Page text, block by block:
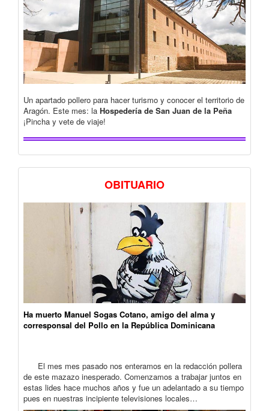
Un apartado pollero para hacer turismo y conocer el territorio de
Aragón. Este mes: la Hospedería de San Juan de la Peña
¡Pincha y vete de viaje!
OBITUARIO
Ha muerto Manuel Sogas Cotano, amigo del alma y
corresponsal del Pollo en la República Dominicana
El mes mes pasado nos enteramos en la redacción pollera
de este mazazo inesperado. Comenzamos a trabajar juntos en
estas lides hace muchos años y fue un adelantado a su tiempo
pues en nuestras incipiente televisiones locales…